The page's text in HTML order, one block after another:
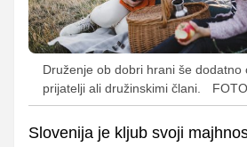
Druženje ob dobri hrani še dodatno
prijatelji ali družinskimi člani.
Slovenija je kljub svoji